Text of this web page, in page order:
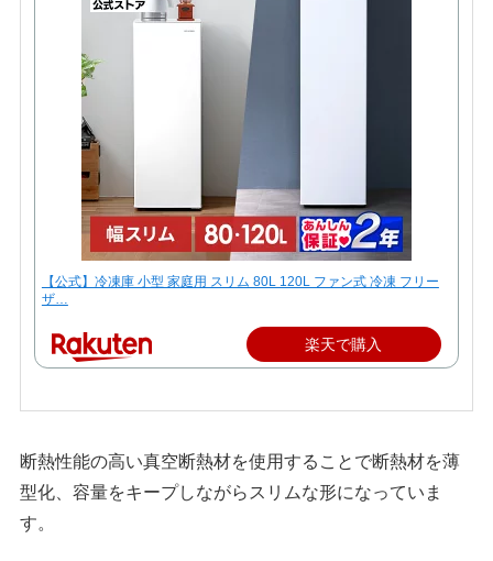
【公式】冷凍庫 小型 家庭用 スリム 80L 120L ファン式 冷凍 フリー
ザ…
楽天で購入
断熱性能の高い真空断熱材を使用することで断熱材を薄
型化、容量をキープしながらスリムな形になっていま
す。